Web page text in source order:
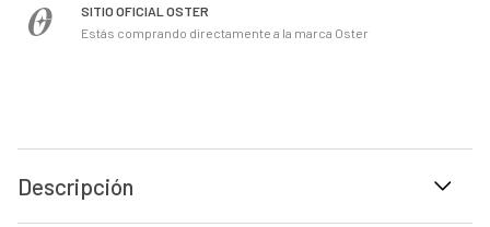
SITIO OFICIAL OSTER
Estás comprando directamente a la marca Oster
Descripción